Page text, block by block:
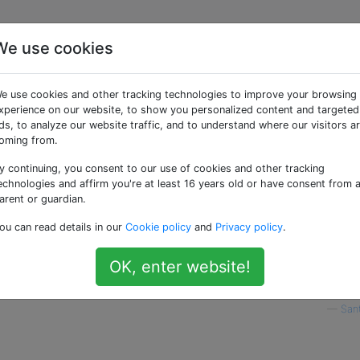
eigenen "Kunden"
Client, aber ich möchte ein Programm wie Scid,
in FICS verwendeten Client-Programme verwenden:
Diese Programme bieten Möglichkeiten, die Lichess nicht
pro Zug, das Auswählen von Engines, die auf Ihrem
in der Cloud wie Lichess, das langsamer sein
use cookies
use cookies and other tracking technologies to improve your browsing
on our website, to show you personalized content and targeted
to analyze our website traffic, and to understand where our visitors
from.
continuing, you consent to our use of cookies and other tracking
and affirm you're at least 16 years old or have consent from a
or guardian.
can read details in our Cookie policy and Privacy policy.
OK, enter website!